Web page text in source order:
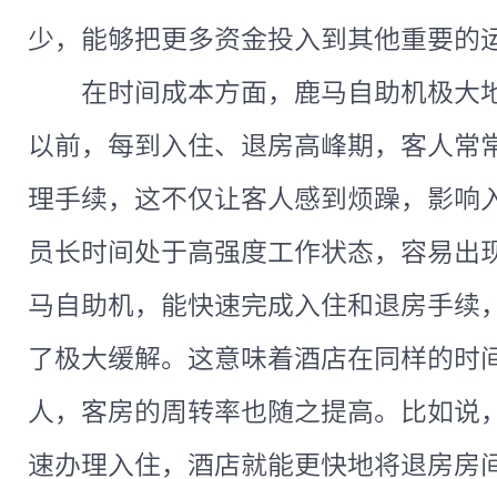
少，能够把更多资金投入到其他重要的
在时间成本方面，鹿马自助机极大
以前，每到入住、退房高峰期，客人常
理手续，这不仅让客人感到烦躁，影响
员长时间处于高强度工作状态，容易出
马自助机，能快速完成入住和退房手续
了极大缓解。这意味着酒店在同样的时
人，客房的周转率也随之提高。比如说
速办理入住，酒店就能更快地将退房房